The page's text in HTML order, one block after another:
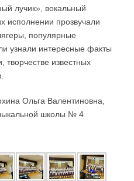
лучик», вокальный
исполнении прозвучали
популярные
узнали интересные факты
творчестве известных
Ольга Валентиновна,
школы № 4